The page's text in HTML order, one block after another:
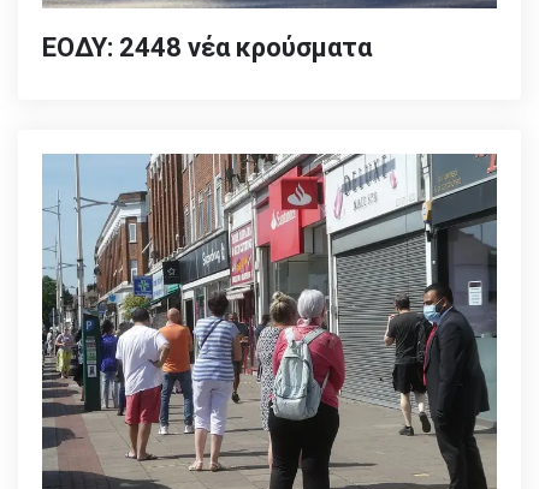
ΕΟΔΥ: 2448 νέα κρούσματα